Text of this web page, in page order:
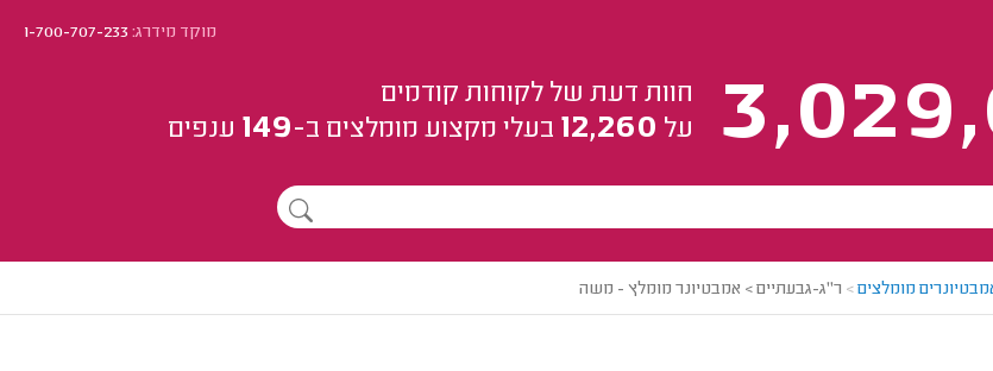
מוקד מידרג:1-700-707-233
חוות דעת של לקוחות קודמים
על 12,260 בעלי מקצוע מומלצים ב-149 ענפים
מומלצים> ר"ג-גבעתיים > אמבטיונר מומלץ - משה